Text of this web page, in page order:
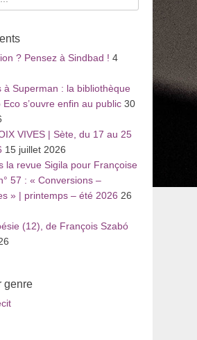
? Pensez à Sindbad ! 4
à Superman : la bibliothèque
Eco s’ouvre enfin au public 30
VIVES | Sète, du 17 au 25
15 juillet 2026
la revue Sigila pour Françoise
57 : « Conversions –
» | printemps – été 2026 26
(12), de François Szabó
genre